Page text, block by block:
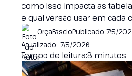
como isso impacta as
e qual versão usar em cada
OrçaFascioPublicado7/5/
Atualizado7/5/2026
Tempo de leitura:8 minutos